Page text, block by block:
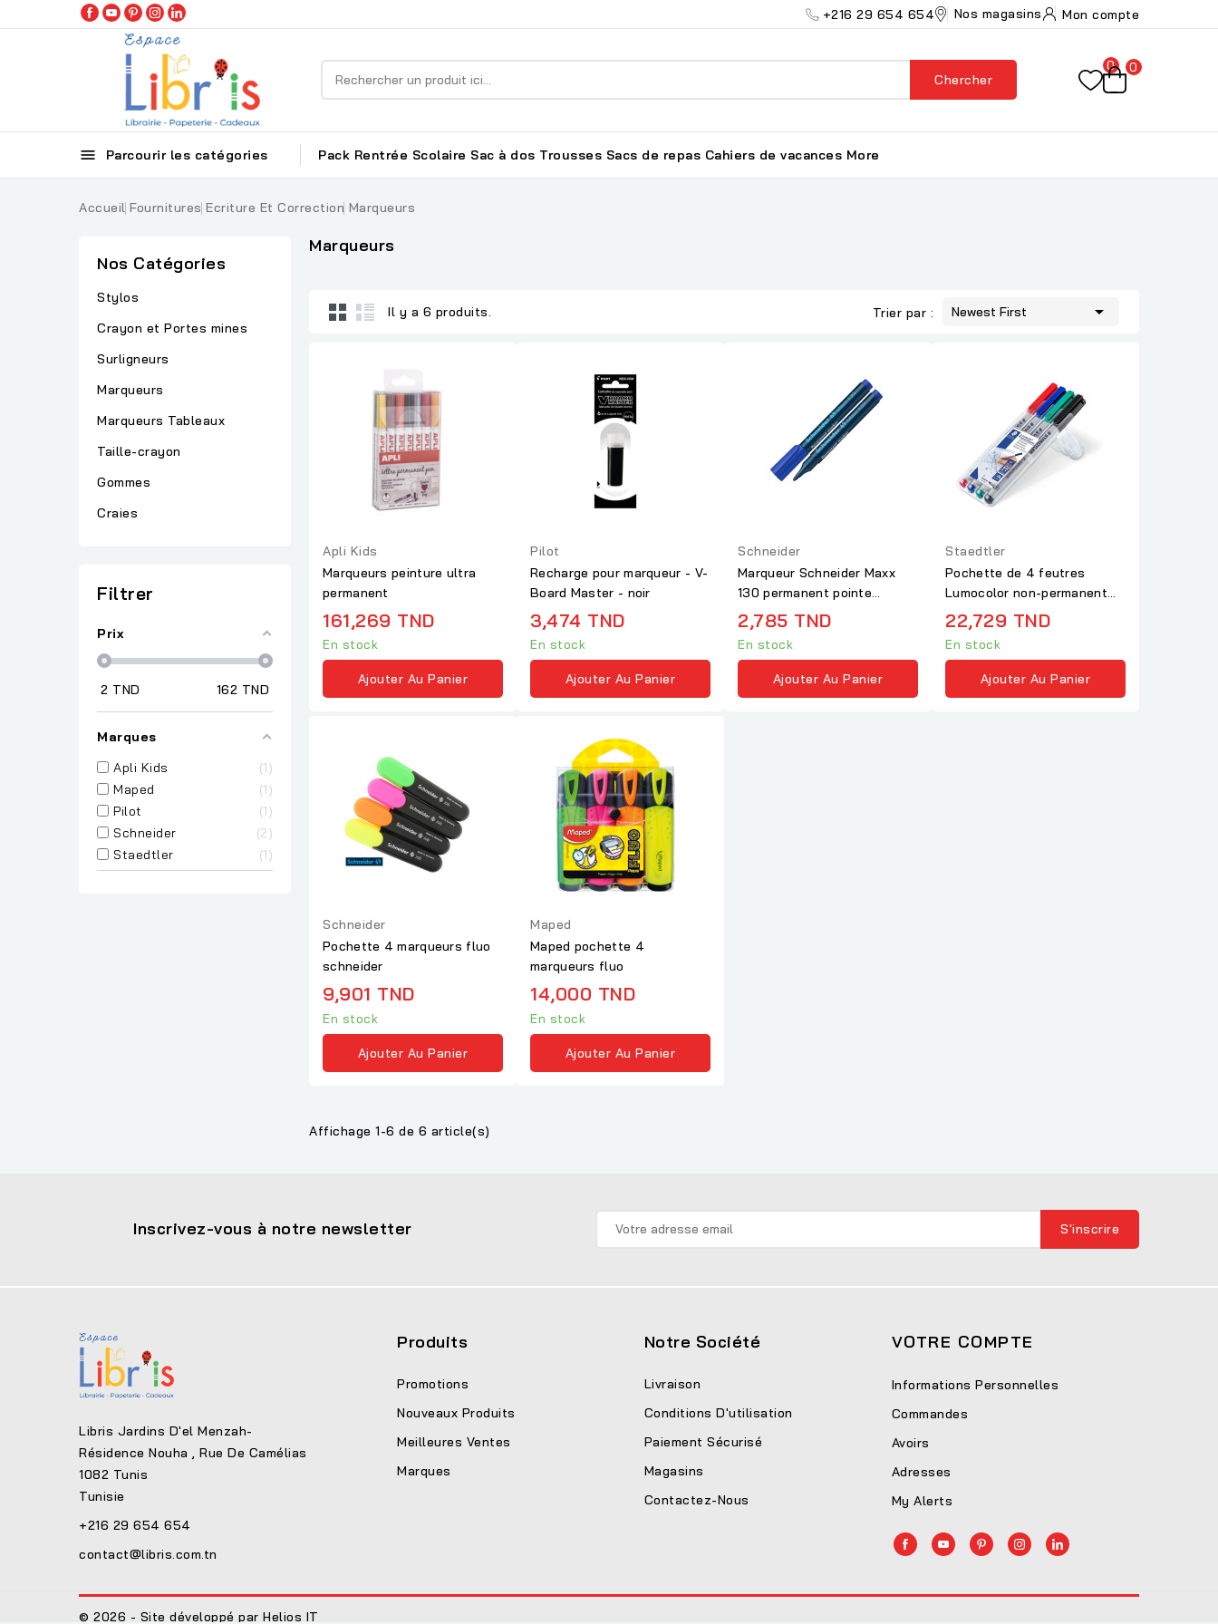
+216 29 654 654 Nos magasins Mon compte
Chercher
0 0
 Parcourir les catégories Pack Rentrée Scolaire Sac à dos Trousses Sacs de repas Cahiers de vacances More
Accueil Fournitures Ecriture Et Correction Marqueurs
Nos Catégories
Stylos
Crayon et Portes mines
Surligneurs
Marqueurs
Marqueurs Tableaux
Taille-crayon
Gommes
Craies
Filtrer
Prix
2 TND 162 TND
Marques
Apli Kids
1
Maped
1
Pilot
1
Schneider
2
Staedtler
1
Marqueurs
Il y a 6 produits. Trier par : Newest First 
Apli Kids
Marqueurs peinture ultra
permanent
161,269 TND
En stock
Ajouter Au Panier
Pilot
Recharge pour marqueur - V-
Board Master - noir
3,474 TND
En stock
Ajouter Au Panier
Schneider
Marqueur Schneider Maxx
130 permanent pointe
conique
2,785 TND
En stock
Ajouter Au Panier
Staedtler
Pochette de 4 feutres
Lumocolor non-permanent
pointe fine...
22,729 TND
En stock
Ajouter Au Panier
Schneider
Pochette 4 marqueurs fluo
schneider
9,901 TND
En stock
Ajouter Au Panier
Maped
Maped pochette 4
marqueurs fluo
14,000 TND
En stock
Ajouter Au Panier
Affichage 1-6 de 6 article(s)
Inscrivez-vous à notre newsletter
Libris Jardins D'el Menzah-
Résidence Nouha , Rue De Camélias
1082 Tunis
Tunisie
+216 29 654 654
contact@libris.com.tn
Produits
Promotions
Nouveaux Produits
Meilleures Ventes
Marques
Notre Société
Livraison
Conditions D'utilisation
Paiement Sécurisé
Magasins
Contactez-Nous
VOTRE COMPTE
Informations Personnelles
Commandes
Avoirs
Adresses
My Alerts
© 2026 - Site développé par Helios IT